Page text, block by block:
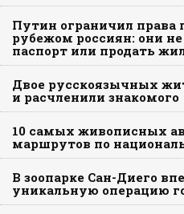
Путин ограничил
рубежом россиян: они
паспорт или продать
Двое русскоязычных
и расчленили знакомого
10 самых живописных
маршрутов по
В зоопарке Сан-Диего
уникальную операцию